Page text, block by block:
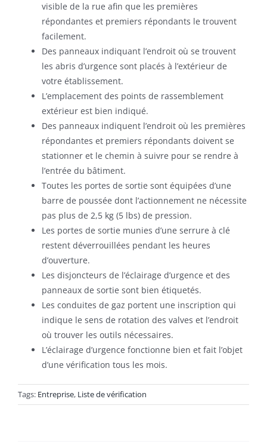
visible de la rue afin que les premières
répondantes et premiers répondants le trouvent
facilement.
Des panneaux indiquant l’endroit où se trouvent
les abris d’urgence sont placés à l’extérieur de
votre établissement.
L’emplacement des points de rassemblement
extérieur est bien indiqué.
Des panneaux indiquent l’endroit où les premières
répondantes et premiers répondants doivent se
stationner et le chemin à suivre pour se rendre à
l’entrée du bâtiment.
Toutes les portes de sortie sont équipées d’une
barre de poussée dont l’actionnement ne nécessite
pas plus de 2,5 kg (5 lbs) de pression.
Les portes de sortie munies d’une serrure à clé
restent déverrouillées pendant les heures
d’ouverture.
Les disjoncteurs de l’éclairage d’urgence et des
panneaux de sortie sont bien étiquetés.
Les conduites de gaz portent une inscription qui
indique le sens de rotation des valves et l’endroit
où trouver les outils nécessaires.
L’éclairage d’urgence fonctionne bien et fait l’objet
d’une vérification tous les mois.
Tags: Entreprise, Liste de vérification